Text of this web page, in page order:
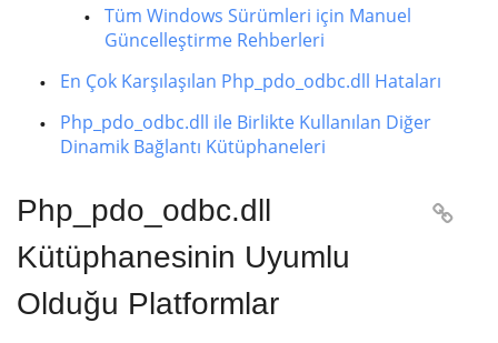
Tüm Windows Sürümleri için Manuel
Güncelleştirme Rehberleri
En Çok Karşılaşılan Php_pdo_odbc.dll Hataları
Php_pdo_odbc.dll ile Birlikte Kullanılan Diğer
Dinamik Bağlantı Kütüphaneleri
Php_pdo_odbc.dll
Kütüphanesinin Uyumlu
Olduğu Platformlar
